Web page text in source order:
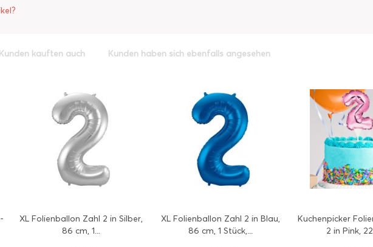
Kunden kauften auch Kunden haben sich ebenfalls angesehen
XL Folienballon Zahl 2 in Silber,
86 cm, 1...
XL Folienballon Zahl 2 in Blau,
86 cm, 1 Stück,...
Kuchenpicker
2 in Pink,